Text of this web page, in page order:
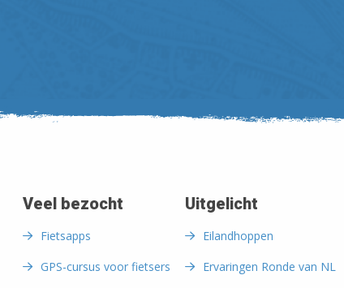
Veel bezocht
Fietsapps
GPS-cursus voor fietsers
Uitgelicht
Eilandhoppen
Ervaringen Ronde van NL